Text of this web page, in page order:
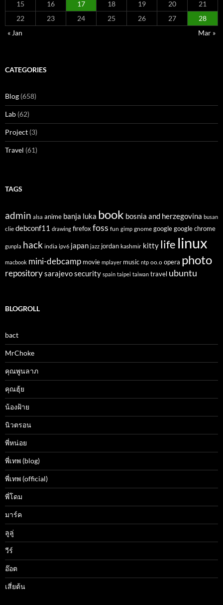
15
16 17 18 19 20
21
22
23 24 25 26 27
28
« Jan
Mar »
CATEGORIES
Blog (658)
Lab (62)
Project (3)
Travel (61)
TAGS
admin alsa anime banja luka book bosnia and herzegovina busan
clie debconf11 drawing firefoxfoss fun gimp gnome google google chrome
gunpla hack india ipv6 japan jazz jordan kashmir kitty life linux
macbook mini-debcamp movie mplayer music ntp oo.o opera photo
repositorysarajevosecurity spain taipei taiwan travel ubuntu
BLOGROLL
bact
MrChoke
คุณพูนลาภ
คุณฮุ้ย
น้องฝ้าย
นิวตรอน
พี่หน่อย
พี่เทพ (blog)
พี่เทพ (official)
พี่โดม
มาร์ค
ลูลู่
วีร์
อ๊อต
เสี่ยต้น